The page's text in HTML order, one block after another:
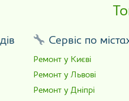
Сервіс по
Ремонт у Києві
Ремонт у Львові
Ремонт у Дніпрі